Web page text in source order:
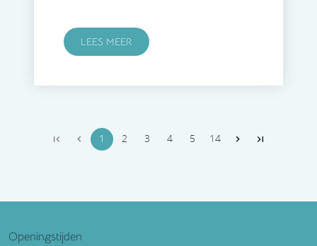
LEES MEER
1 2 3 4 5 14
Openingstijden